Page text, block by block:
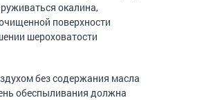
окалина,
поверхности
шероховатости
без содержания масла
обеспыливания должна